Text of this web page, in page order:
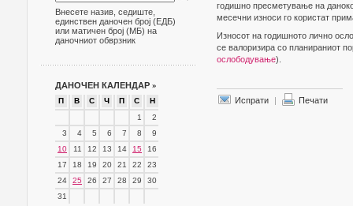
Внесете назив, седиште,
единствен даночен број (ЕДБ)
или матичен број (МБ) на
даночниот обврзник
ДАНОЧЕН КАЛЕНДАР »
П В С Ч П С
Н
1
2
3
4 5 6 7 8
9
10
11 12 13 14 15
16
17
18 19 20 21 22
23
24
25 26 27 28 29
30
31
годишно пресметување на
месечни износи го користат
Износот на годишното лично
се валоризира со планираниот
ослободување).
Испрати | Печати